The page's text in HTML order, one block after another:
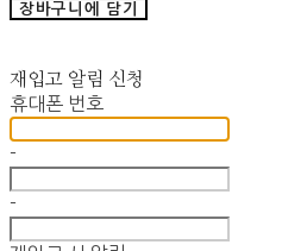
장바구니에 담기
재입고 알림 신청
휴대폰 번호
-
-